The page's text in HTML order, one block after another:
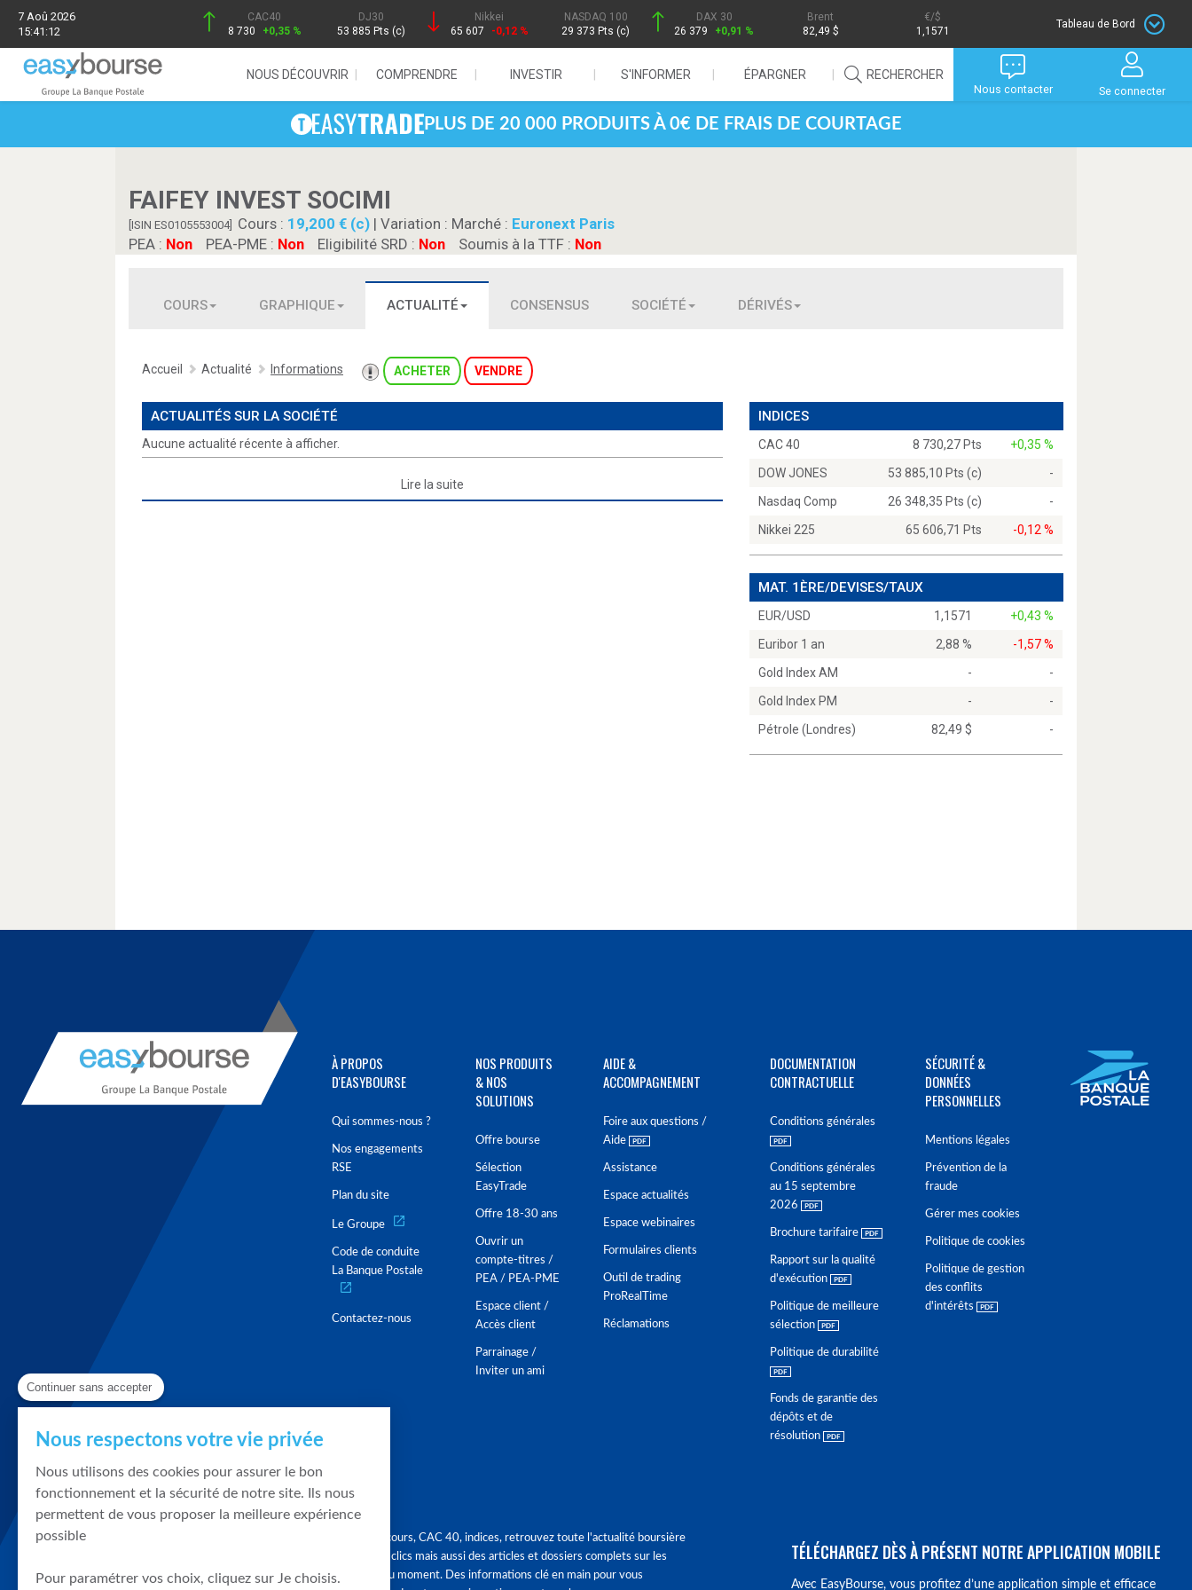
7 Aoû 2026
15:41:12
CAC40
8 730
+0,35 %
DJ30
53 885 Pts (c)
Nikkei
65 607
-0,12 %
NASDAQ 100
29 373 Pts (c)
DAX 30
26 379
+0,91 %
Brent
82,49 $
/$
1,1571
Tableau de Bord
NOUS DÉCOUVRIR COMPRENDRE INVESTIR S'INFORMER ÉPARGNER RECHERCHER
Nous contacter Se connecter
PLUS DE 20 000 PRODUITS À 0€ DE FRAIS DE COURTAGE
FAIFEY INVEST SOCIMI
[ISIN ES0105553004] Cours : 19,200 € (c) | Variation : Marché : Euronext Paris
PEA : Non PEA-PME : Non Eligibilité SRD : Non Soumis à la TTF : Non
COURS GRAPHIQUE ACTUALITÉ CONSENSUS SOCIÉTÉ DÉRIVÉS
Accueil Actualité Informations ACHETER VENDRE
ACTUALITÉS SUR LA SOCIÉTÉ
Aucune actualité récente à afficher.
Lire la suite
INDICES
CAC 40 8 730,27 Pts
+0,35 %
DOW JONES
53 885,10 Pts (c)
-
Nasdaq Comp
26 348,35 Pts (c)
-
Nikkei 225
65 606,71 Pts -0,12 %
MAT. 1ÈRE/DEVISES/TAUX
EUR/USD 1,1571
+0,43 %
Euribor 1 an
2,88 %
-1,57 %
Gold Index AM
-
-
Gold Index PM
-
-
Pétrole (Londres)
82,49 $ -
À PROPOS
D'EASYBOURSE
Qui sommes-nous ?
Nos engagements
RSE
Plan du site
Le Groupe
Code de conduite
La Banque Postale
Contactez-nous
NOS PRODUITS
& NOS
SOLUTIONS
Offre bourse
Sélection
EasyTrade
Offre 18-30 ans
Ouvrir un
compte-titres /
PEA / PEA-PME
Espace client /
Accès client
Parrainage /
Inviter un ami
AIDE &
ACCOMPAGNEMENT
Foire aux questions /
Aide
Assistance
Espace actualités
Espace webinaires
Formulaires clients
Outil de trading
ProRealTime
Réclamations
DOCUMENTATION
CONTRACTUELLE
Conditions générales
Conditions générales
au 15 septembre
2026
Brochure tarifaire
Rapport sur la qualité
d'exécution
Politique de meilleure
sélection
Politique de durabilité
Fonds de garantie des
dépôts et de
résolution
SÉCURITÉ &
DONNÉES
PERSONNELLES
Mentions légales
Prévention de la
fraude
Gérer mes cookies
Politique de cookies
Politique de gestion
des conflits
d'intérêts
Graphique, cours, CAC 40, indices, retrouvez toute l'actualité boursière
en quelques clics mais aussi des articles et dossiers complets sur les
tendances du moment. Des informations clé en main pour vous
TÉLÉCHARGEZ DÈS À PRÉSENT NOTRE APPLICATION MOBILE
Avec EasyBourse, vous profitez d’une application simple et efficace
Continuer sans accepter
Nous respectons votre vie privée
Nous utilisons des cookies pour assurer le bon
fonctionnement et la sécurité de notre site. Ils nous
permettent de vous proposer la meilleure expérience
possible
Pour paramétrer vos choix, cliquez sur Je choisis.